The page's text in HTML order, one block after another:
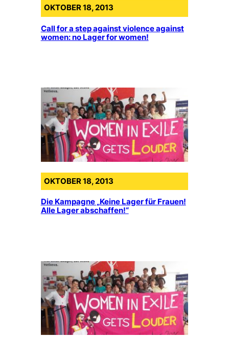
OKTOBER 18, 2013
Call for a step against violence against
women: no Lager for women!
OKTOBER 18, 2013
Die Kampagne „Keine Lager für Frauen!
Alle Lager abschaffen!“